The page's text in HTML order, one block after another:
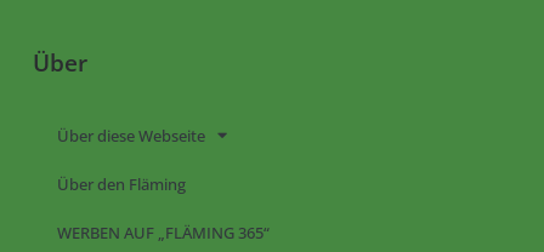
Über
Über diese Webseite
Über den Fläming
WERBEN AUF „FLÄMING 365“